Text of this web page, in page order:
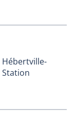
Hébertville-
Station